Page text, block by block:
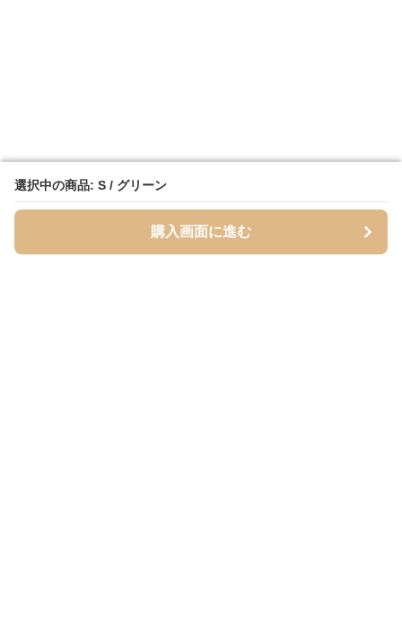
選択中の商品: S / グリーン
購入画面に進む
選択中の商品: S / グリーン
購入画面に進む